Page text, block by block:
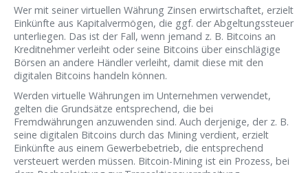
Wer mit seiner virtuellen Währung Zinsen erwirtschaftet, erzielt
Einkünfte aus Kapitalvermögen, die ggf. der Abgeltungssteuer
unterliegen. Das ist der Fall, wenn jemand z. B. Bitcoins an
Kreditnehmer verleiht oder seine Bitcoins über einschlägige
Börsen an andere Händler verleiht, damit diese mit den
digitalen Bitcoins handeln können.
Werden virtuelle Währungen im Unternehmen verwendet,
gelten die Grundsätze entsprechend, die bei
Fremdwährungen anzuwenden sind. Auch derjenige, der z. B.
seine digitalen Bitcoins durch das Mining verdient, erzielt
Einkünfte aus einem Gewerbebetrieb, die entsprechend
versteuert werden müssen. Bitcoin-Mining ist ein Prozess, bei